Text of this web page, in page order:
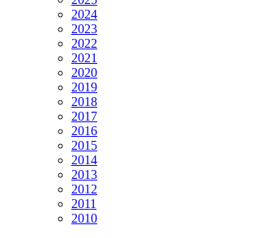
2024
2023
2022
2021
2020
2019
2018
2017
2016
2015
2014
2013
2012
2011
2010